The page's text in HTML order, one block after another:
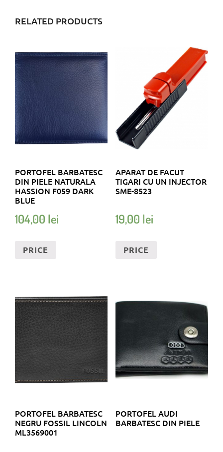
RELATED PRODUCTS
PORTOFEL BARBATESC
DIN PIELE NATURALA
HASSION F059 DARK
BLUE
104,00 lei
PRICE
APARAT DE FACUT
TIGARI CU UN INJECTOR
SME-8523
19,00 lei
PRICE
PORTOFEL BARBATESC
NEGRU FOSSIL LINCOLN
ML3569001
PORTOFEL AUDI
BARBATESC DIN PIELE